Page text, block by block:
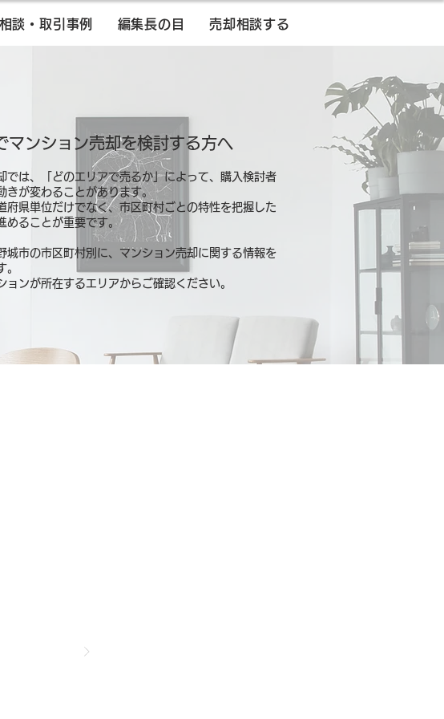
相談・取引事例 編集長の目 売却相談する
マンション売却を検討する方へ
では、「どのエリアで売るか」によって、購入検討者
きが変わることがあります。
府県単位だけでなく、市区町村ごとの特性を把握した
めることが重要です。
城市の市区町村別に、マンション売却に関する情報を
。
ョンが所在するエリアからご確認ください。